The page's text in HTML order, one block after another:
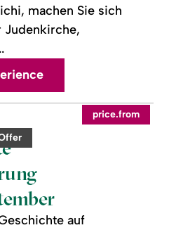
machen Sie sich
Judenkirche,
price.from
auf